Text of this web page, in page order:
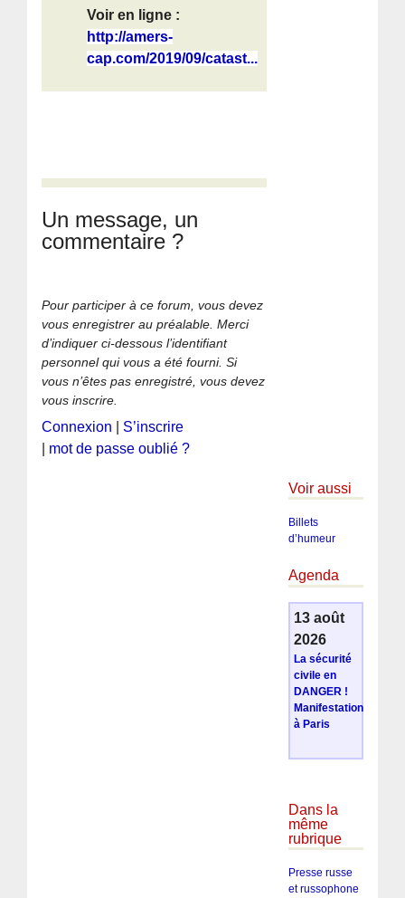
Voir en ligne :
http://amers-
cap.com/2019/09/catast...
Un message, un
commentaire ?
Pour participer à ce forum, vous devez
vous enregistrer au préalable. Merci
d’indiquer ci-dessous l’identifiant
personnel qui vous a été fourni. Si
vous n’êtes pas enregistré, vous devez
vous inscrire.
Connexion
S’inscrire
mot de passe oublié ?
Voir aussi
Billets
d’humeur
Agenda
13 août
2026
La sécurité
civile en
DANGER !
Manifestation
à Paris
Dans la
même
rubrique
Presse russe
et russophone